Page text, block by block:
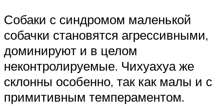
Собаки с синдромом маленькой
собачки становятся агрессивными,
доминируют и в целом
неконтролируемые. Чихуахуа же
склонны особенно, так как малы и с
примитивным темпераментом.